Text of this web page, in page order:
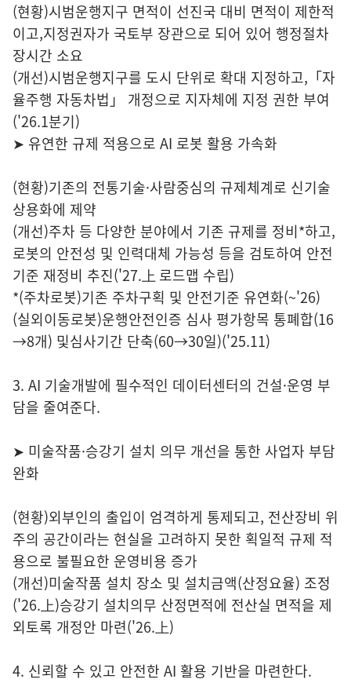
(현황)시범운행지구 면적이 선진국 대비 면적이 제한적
이고,지정권자가 국토부 장관으로 되어 있어 행정절차
장시간 소요
(개선)시범운행지구를 도시 단위로 확대 지정하고,「자
율주행 자동차법」 개정으로 지자체에 지정 권한 부여
('26.1분기)
➤ 유연한 규제 적용으로 AI 로봇 활용 가속화
(현황)기존의 전통기술·사람중심의 규제체계로 신기술
상용화에 제약
(개선)주차 등 다양한 분야에서 기존 규제를 정비*하고,
로봇의 안전성 및 인력대체 가능성 등을 검토하여 안전
기준 재정비 추진('27.上 로드맵 수립)
*(주차로봇)기존 주차구획 및 안전기준 유연화(~'26)
(실외이동로봇)운행안전인증 심사 평가항목 통폐합(16
→8개) 및심사기간 단축(60→30일)('25.11)
3. AI 기술개발에 필수적인 데이터센터의 건설·운영 부
담을 줄여준다.
➤ 미술작품·승강기 설치 의무 개선을 통한 사업자 부담
완화
(현황)외부인의 출입이 엄격하게 통제되고, 전산장비 위
주의 공간이라는 현실을 고려하지 못한 획일적 규제 적
용으로 불필요한 운영비용 증가
(개선)미술작품 설치 장소 및 설치금액(산정요율) 조정
('26.上)승강기 설치의무 산정면적에 전산실 면적을 제
외토록 개정안 마련('26.上)
4. 신뢰할 수 있고 안전한 AI 활용 기반을 마련한다.